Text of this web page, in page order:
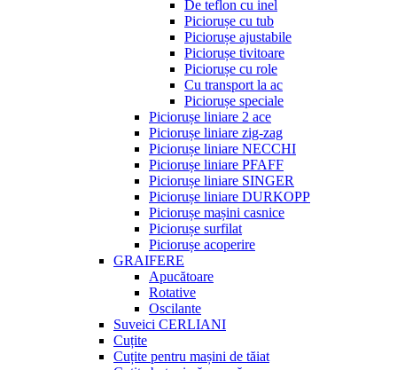
De teflon cu inel
Piciorușe cu tub
Piciorușe ajustabile
Piciorușe tivitoare
Piciorușe cu role
Cu transport la ac
Piciorușe speciale
Piciorușe liniare 2 ace
Piciorușe liniare zig-zag
Piciorușe liniare NECCHI
Piciorușe liniare PFAFF
Piciorușe liniare SINGER
Piciorușe liniare DURKOPP
Piciorușe mașini casnice
Piciorușe surfilat
Piciorușe acoperire
GRAIFERE
Apucătoare
Rotative
Oscilante
Suveici CERLIANI
Cuțite
Cuțite pentru mașini de tăiat